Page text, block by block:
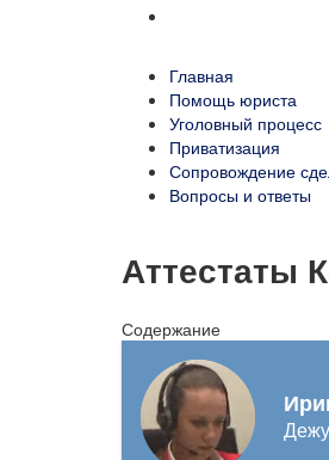
Главная
Помощь юриста
Уголовный процесс
Приватизация
Сопровождение
Вопросы и ответы
Аттестаты
Содержание